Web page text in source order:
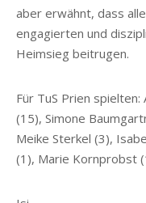
aber erwähnt, dass
engagierten und
Heimsieg beitrugen.
Für TuS Prien
(15), Simone
Meike Sterkel (3),
(1), Marie Kornprobst